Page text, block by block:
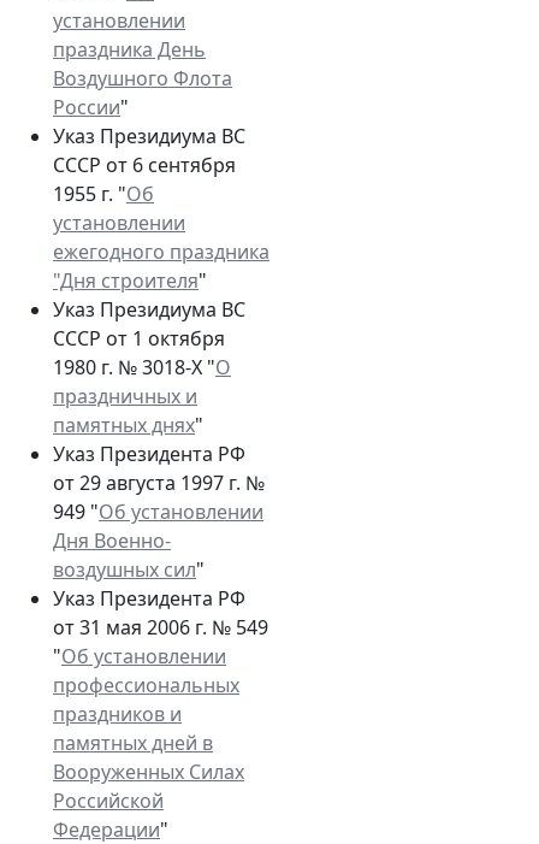
установлении
праздника День
Воздушного Флота
России"
Указ Президиума ВС
СССР от 6 сентября
1955 г. "Об
установлении
ежегодного праздника
"Дня строителя"
Указ Президиума ВС
СССР от 1 октября
1980 г. № 3018-Х "О
праздничных и
памятных днях"
Указ Президента РФ
от 29 августа 1997 г. №
949 "Об установлении
Дня Военно-
воздушных сил"
Указ Президента РФ
от 31 мая 2006 г. № 549
"Об установлении
профессиональных
праздников и
памятных дней в
Вооруженных Силах
Российской
Федерации"